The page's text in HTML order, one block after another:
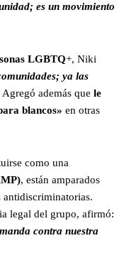
es un movimiento
LGBTQ+, Niki
ya las
Agregó además que le
blancos» en otras
como una
, están amparados
legal del grupo, afirmó:
contra nuestra